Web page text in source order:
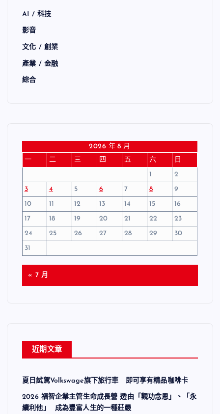
AI / 科技
影音
文化 / 創業
產業 / 金融
綜合
2026 年 8 月
一
二 三 四 五 六
日
1
2
3
4 5 6 7 8
9
10
11 12 13 14 15
16
17
18 19 20 21 22
23
24
25 26 27 28 29
30
31
« 7 月
近期文章
夏日試駕Volkswage旗下旅行車 即可享有精品咖啡卡
2026 福智企業主管生命成長營 透由「觀功念恩」、「永
續利他」 成為豐富人生的一種莊嚴